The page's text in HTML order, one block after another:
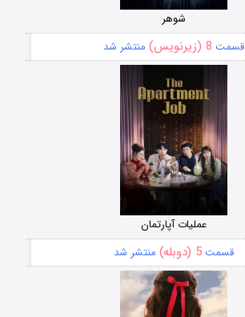
شوهر
قسمت 8 (زیرنویس) منتشر شد
عملیات آپارتمان
قسمت5 (دوبله) منتشر شد